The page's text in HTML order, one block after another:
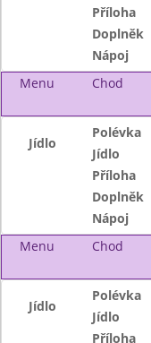
Příloha
Doplněk
Nápoj
Menu
Chod
Jídlo
Polévka
Jídlo
Příloha
Doplněk
Nápoj
Menu
Chod
Jídlo
Polévka
Jídlo
Příloha